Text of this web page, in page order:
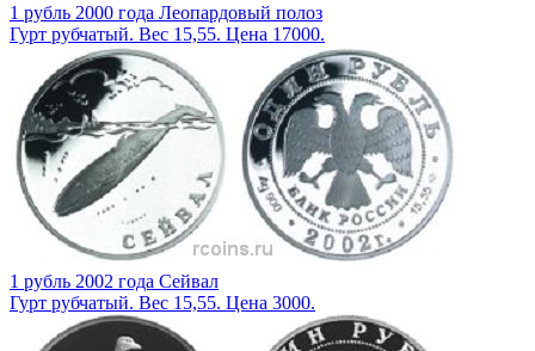
1 рубль 2000 года Леопардовый полоз
Гурт рубчатый. Вес 15,55. Цена 17000.
1 рубль 2002 года Сейвал
Гурт рубчатый. Вес 15,55. Цена 3000.